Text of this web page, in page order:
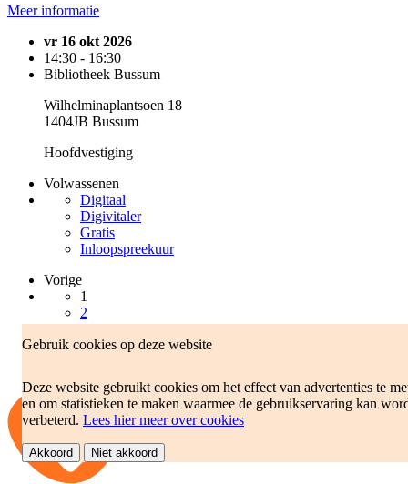
Gebruik cookies op deze website
Deze website gebruikt cookies om het effect van advertenties te
en om statistieken te maken waarmee de gebruikservaring kan
verbeterd. Lees hier meer over cookies
Akkoord Niet akkoord
Meer informatie
vr 16 okt 2026
14:30 - 16:30
Bibliotheek Bussum
Wilhelminaplantsoen 18
1404JB Bussum
Hoofdvestiging
Volwassenen
Digitaal
Digivitaler
Gratis
Inloopspreekuur
Vorige
1
2
3
Volgende